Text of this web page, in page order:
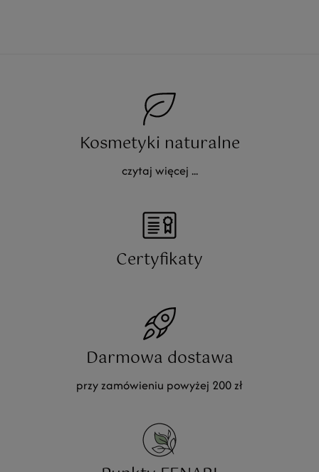
Kosmetyki naturalne
czytaj więcej ...
Certyfikaty
Darmowa dostawa
przy zamówieniu powyżej 200 zł